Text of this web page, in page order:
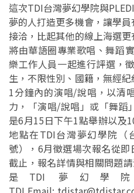
這次TDI台灣夢幻學院與
夢的人打造更多機會，讓學
接洽，比起其他的線上海選
將由華語圈專業歌唱、舞蹈
樂工作人員一起進行評選，
生，不限性別、國籍，無經
1分鐘內的演唱/說唱，以清
力，「演唱/說唱」或「舞蹈
是6月15日下午1點舉辦以及
地點在TDI台灣夢幻學院（
號），6月徵選場次報名從
截止，報名詳情與相關問題
是TDI 夢幻學